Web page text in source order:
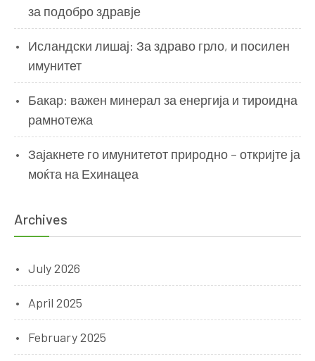
за подобро здравје
Исландски лишај: За здраво грло, и посилен
имунитет
Бакар: важен минерал за енергија и тироидна
рамнотежа
Зајакнете го имунитетот природно – откријте ја
моќта на Ехинацеа
Archives
July 2026
April 2025
February 2025